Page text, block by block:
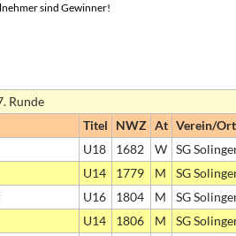
sind Gewinner!
Runde
Titel NWZ At Verein/Ort
U18 1682 W SG
U14 1779 M
SG
U16 1804 M
SG
U14 1806 M
SG